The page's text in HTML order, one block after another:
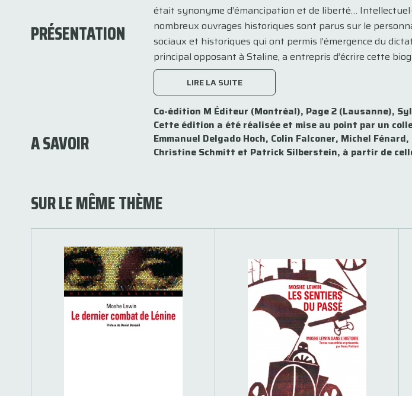
PRÉSENTATION
était synonyme d’émancipation et de liberté…
nombreux ouvrages historiques sont parus sur le
sociaux et historiques qui ont permis l’émergence du
principal opposant à Staline, a entrepris d’écrire cette
LIRE LA SUITE
A SAVOIR
Co-édition M Éditeur (Montréal), Page 2 (Lausanne),
Cette édition a été réalisée et mise au point par un
Emmanuel Delgado Hoch, Colin Falconer, Michel
Christine Schmitt et Patrick Silberstein, à partir de
SUR LE MÊME THÈME